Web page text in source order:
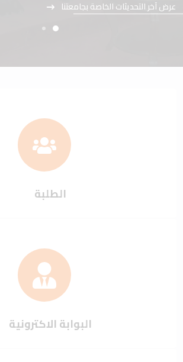
عرض آخر التحديثات الخاصة بجامعتنا
الطلبة
البوابة الاكترونية